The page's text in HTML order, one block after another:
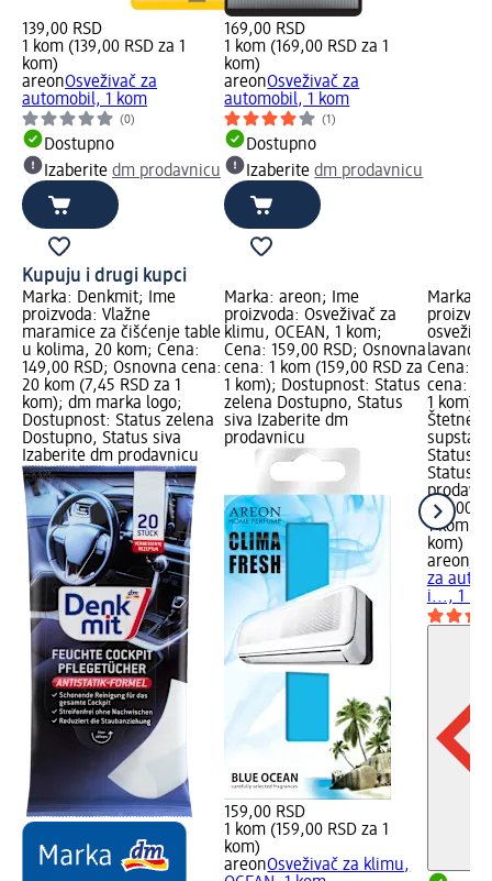
139,00 RSD
1 kom (139,00 RSD za 1
kom)
areonOsveživač za
automobil, 1 kom
(0)
Dostupno
Izaberite dm prodavnicu
169,00 RSD
1 kom (169,00 RSD za 1
kom)
areonOsveživač za
automobil, 1 kom
(1)
Dostupno
Izaberitedm prodavnicu
Kupuju i drugi kupci
Marka: Denkmit; Ime
proizvoda: Vlažne
maramice za čišćenje table
u kolima, 20 kom; Cena:
149,00 RSD; Osnovna cena:
20 kom (7,45 RSD za 1
kom); dm marka logo;
Dostupnost: Status zelena
Dostupno, Status siva
Izaberite dm prodavnicu
Marka: areon; Ime
proizvoda: Osveživač za
klimu, OCEAN, 1 kom;
Cena: 159,00 RSD; Osnovna
cena: 1 kom (159,00 RSD za
1 kom); Dostupnost: Status
zelena Dostupno, Status
siva Izaberite dm
prodavnicu
159,00 RSD
1 kom (159,00 RSD za 1
kom)
areonOsveživač za klimu,
Marka:
lavanda
Cena:
cena: 1
1 kom);
Štetne,
Status
Status
139,00
1 kom
kom)
areon
za auto
i..., 1